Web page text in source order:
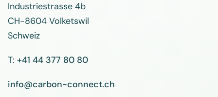
Industriestrasse 4b
CH-8604 Volketswil
Schweiz
T: +41 44 377 80 80
info@carbon-connect.ch